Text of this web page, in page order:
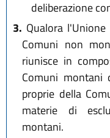
deliberazione
3. Qualora
Comuni non
riunisce in
Comuni montani
proprie della
materie di
montani.